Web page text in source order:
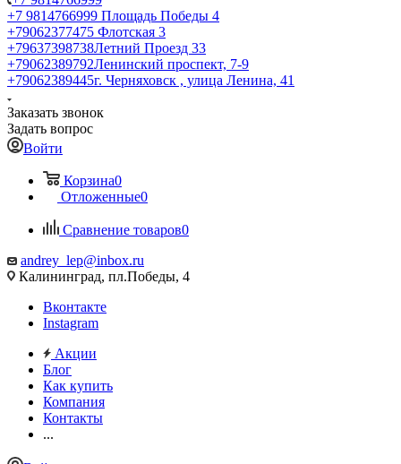
+7 9814766999 Площадь Победы 4
+79062377475 Флотская 3
+79637398738Летний Проезд 33
+79062389792Ленинский проспект, 7-9
+79062389445г. Черняховск , улица Ленина, 41
Заказать звонок
Задать вопрос
Войти
Корзина0
Отложенные0
Сравнение товаров0
andrey_lep@inbox.ru
Калининград, пл.Победы, 4
Вконтакте
Instagram
Акции
Блог
Как купить
Компания
Контакты
...